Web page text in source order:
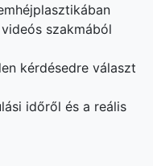
szakmából
kérdésedre választ
időről és a reális